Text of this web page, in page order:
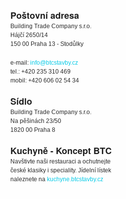
Poštovní adresa
Building Trade Company s.r.o.
Hájčí 2650/14
150 00 Praha 13 - Stodůlky
e-mail: info@btcstavby.cz
tel.: +420 235 310 469
mobil: +420 606 02 54 34
Sídlo
Building Trade Company s.r.o.
Na pěšinách 23/50
1820 00 Praha 8
Kuchyně - Koncept BTC
Navštivte naši restauraci a ochutnejte
české klasiky i speciality. Jídelní lístek
naleznete na kuchyne.btcstavby.cz